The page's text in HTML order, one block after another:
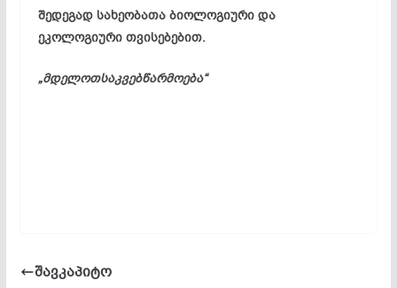
შედეგად სახეობათა ბიოლოგიური და
ეკოლოგიური თვისებებით.
„მდელოთსაკვებწარმოება“
შავკაპიტო